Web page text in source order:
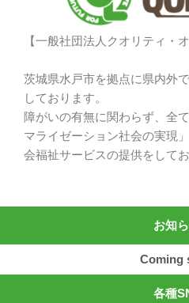
【一般社団法人クオリティ・
茨城県水戸市を拠点に県内外
しております。
障がいの有無に関わらず、全
マライゼーション社会の実現
会福祉サービスの提供をしてお
お知
Coming
各種